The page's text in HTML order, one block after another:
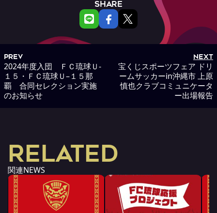
SHARE
PREV
2024年度入団 ＦＣ琉球Ｕ-
１５・ＦＣ琉球Ｕ–１５那
覇 合同セレクション実施
のお知らせ
NEXT
宝くじスポーツフェア ドリ
ームサッカーin沖縄市 上原
慎也クラブコミュニケータ
ー出場報告
RELATED
関連NEWS